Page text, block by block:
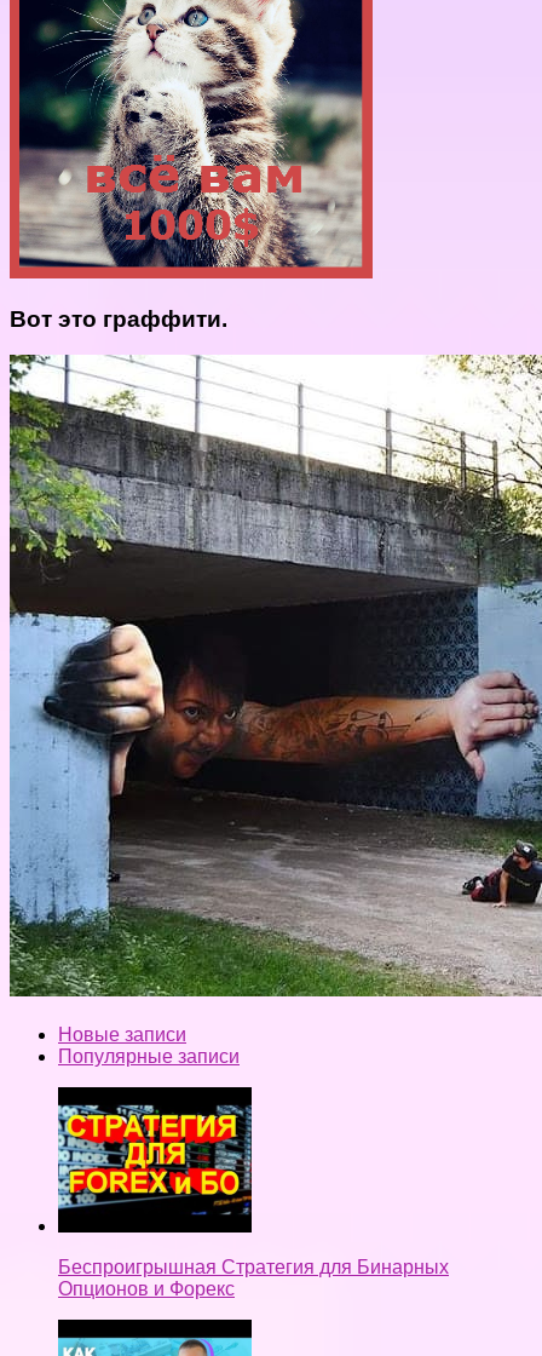
Вот это граффити.
Новые записи
Популярные записи
Беспроигрышная Стратегия для Бинарных
Опционов и Форекс